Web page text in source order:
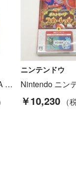
SEGA セガ MEGA DRIVE メガドライブソフト ESWAT 説明書あり 動作確認済み Aランク
ニンテンドウ
￥10,230